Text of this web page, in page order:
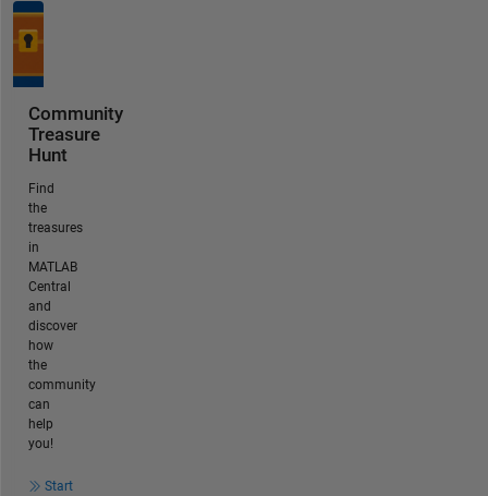
Community
Treasure
Hunt
Find
the
treasures
in
MATLAB
Central
and
discover
how
the
community
can
help
you!
Start